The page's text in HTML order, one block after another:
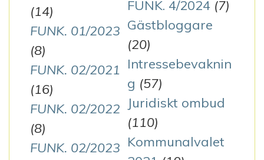
(14)
FUNK. 01/2023
(8)
FUNK. 02/2021
(16)
FUNK. 02/2022
(8)
FUNK. 02/2023
FUNK. 4/2024 (7)
Gästbloggare
(20)
Intressebevaknin
g (57)
Juridiskt ombud
(110)
Kommunalvalet